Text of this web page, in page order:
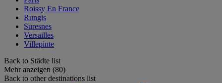
Roissy En France
Rungis
Suresnes
Versailles
Villepinte
Back to Städte list
Mehr anzeigen (80)
Back to other destinations list